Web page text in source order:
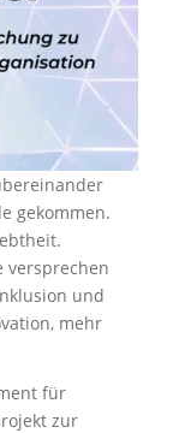
gekommen.
versprechen
und
mehr
für
zur